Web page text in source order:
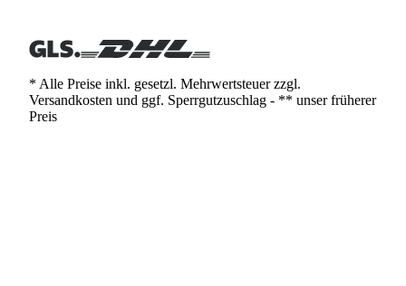
* Alle Preise inkl. gesetzl. Mehrwertsteuer zzgl.
Versandkosten und ggf. Sperrgutzuschlag - ** unser früherer
Preis